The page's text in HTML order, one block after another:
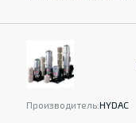
Производитель:HYDAC